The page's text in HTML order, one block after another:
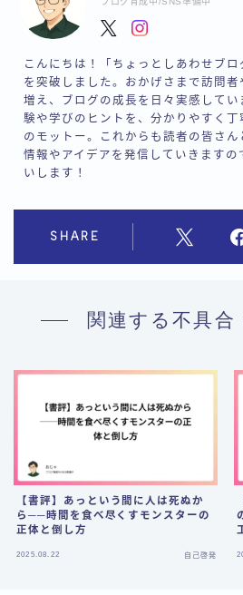
Follow Me
こんにちは！「ちょっとしあわせブ
を突破しました。おかげさまで訪問
増え、ブログの成長を日々実感してい
験や学びのヒントを、分かりやすく
のモットー。これからも読者の皆さ
情報やアイデアを発信していきますの
いします！
SHARE
関連する不具合
【書評】あっという間に人は死ぬか
ら──時間を食べ尽くすモンスターの
正体と倒し方
2025.08.22 自己啓発